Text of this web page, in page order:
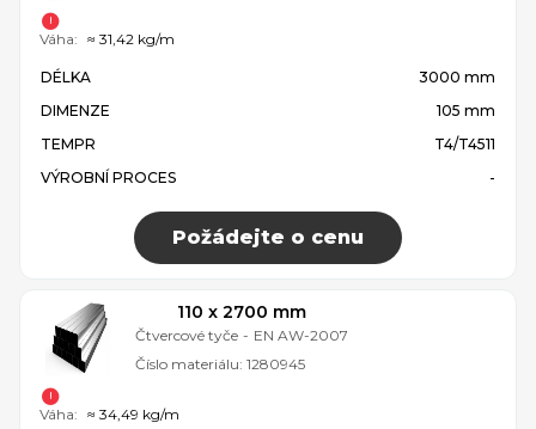
DÉLKA
3000 mm
DIMENZE
105 mm
TEMPR
T4/T4511
VÝROBNÍ PROCES
-
Požádejte o cenu
Váha: ≈ 31,42 kg/m
110 x 2700 mm
Čtvercové tyče - EN AW-2007
Číslo materiálu: 1280945
Váha: ≈ 34,49 kg/m